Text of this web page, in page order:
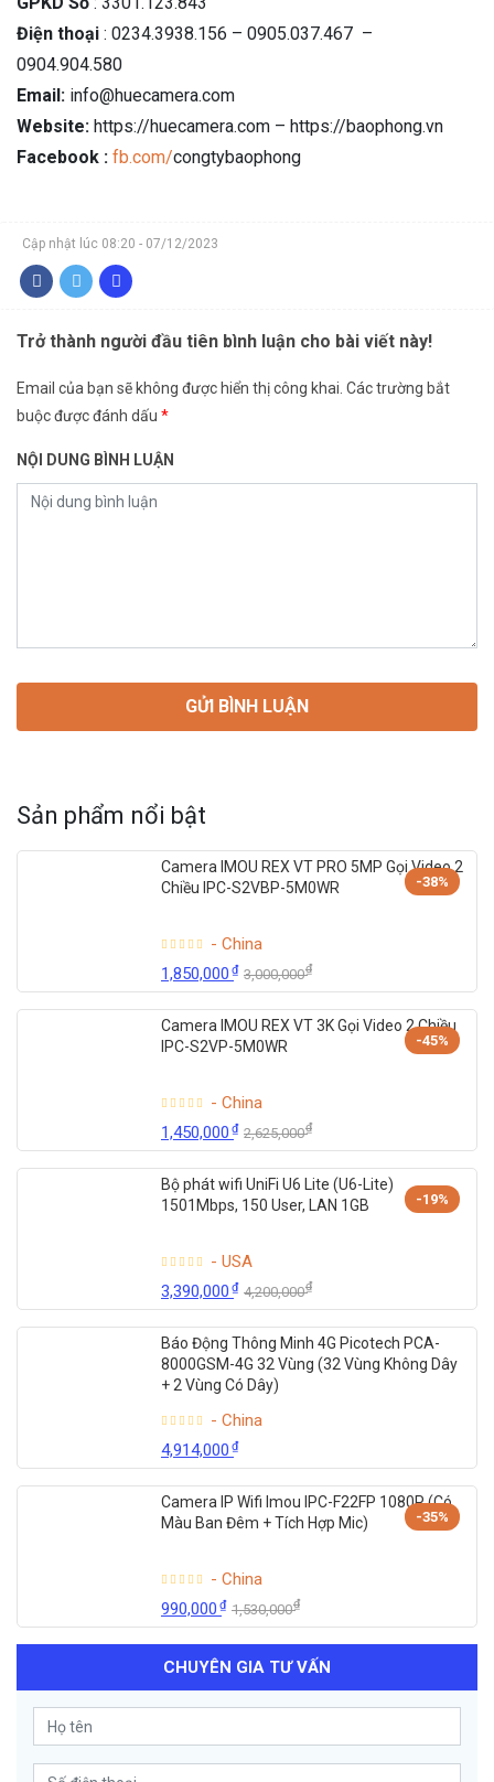
Điện thoại : 0234.3938.156 – 0905.037.467 –
0904.904.580
Email: info@huecamera.com
Website: https://huecamera.com – https://baophong.vn
Facebook : fb.com/congtybaophong
Cập nhật lúc 08:20 - 07/12/2023
Trở thành người đầu tiên bình luận cho bài viết này!
Email của bạn sẽ không được hiển thị công khai. Các trường bắt
buộc được đánh dấu *
NỘI DUNG BÌNH LUẬN
Sản phẩm nổi bật
-38%
Camera IMOU REX VT PRO 5MP Gọi Video 2
Chiều IPC-S2VBP-5M0WR
- China
1,850,000₫ 3,000,000₫
-45%
Camera IMOU REX VT 3K Gọi Video 2 Chiều
IPC-S2VP-5M0WR
- China
1,450,000₫ 2,625,000₫
-19%
Bộ phát wifi UniFi U6 Lite (U6-Lite)
1501Mbps, 150 User, LAN 1GB
- USA
3,390,000₫ 4,200,000₫
Báo Động Thông Minh 4G Picotech PCA-
8000GSM-4G 32 Vùng (32 Vùng Không Dây
+ 2 Vùng Có Dây)
- China
4,914,000₫
-35%
Camera IP Wifi Imou IPC-F22FP 1080P (Có
Màu Ban Đêm + Tích Hợp Mic)
- China
990,000₫ 1,530,000₫
CHUYÊN GIA TƯ VẤN